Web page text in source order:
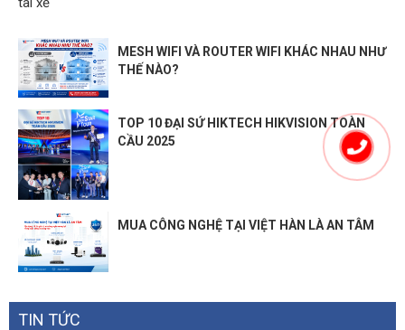
MESH WIFI VÀ ROUTER WIFI KHÁC NHAU NHƯ
THẾ NÀO?
TOP 10 ĐẠI SỨ HIKTECH HIKVISION TOÀN
CẦU 2025
MUA CÔNG NGHỆ TẠI VIỆT HÀN LÀ AN TÂM
TIN TỨC